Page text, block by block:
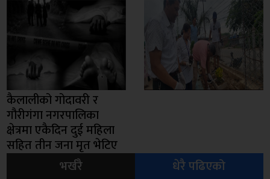
कैलालीको गोदावरी र
गौरीगंगा नगरपालिका
क्षेत्रमा एकैदिन दुई महिला
सहित तीन जना मृत भेटिए
भर्खरै
धेरै पढिएको